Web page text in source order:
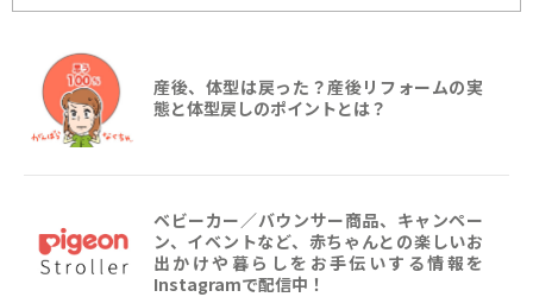
産後、体型は戻った？産後リフォームの実
態と体型戻しのポイントとは？
ベビーカー／バウンサー商品、キャンペー
ン、イベントなど、赤ちゃんとの楽しいお
出かけや暮らしをお手伝いする情報を
Instagramで配信中！